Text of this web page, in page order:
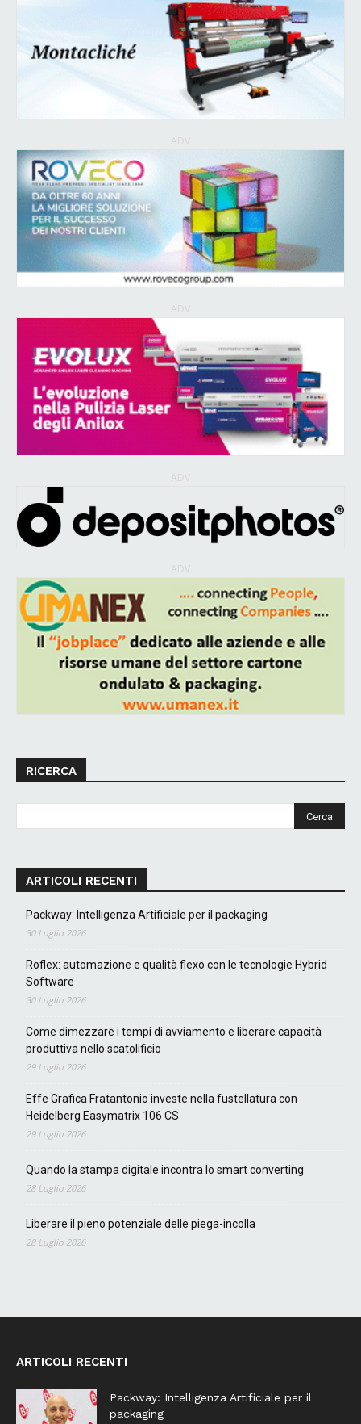
RICERCA
ARTICOLI RECENTI
Packway: Intelligenza Artificiale per il packaging
30 Luglio 2026
Roflex: automazione e qualità flexo con le tecnologie Hybrid
Software
30 Luglio 2026
Come dimezzare i tempi di avviamento e liberare capacità
produttiva nello scatolificio
29 Luglio 2026
Effe Grafica Fratantonio investe nella fustellatura con
Heidelberg Easymatrix 106 CS
29 Luglio 2026
Quando la stampa digitale incontra lo smart converting
28 Luglio 2026
Liberare il pieno potenziale delle piega-incolla
28 Luglio 2026
ARTICOLI RECENTI
Packway: Intelligenza Artificiale per il
packaging